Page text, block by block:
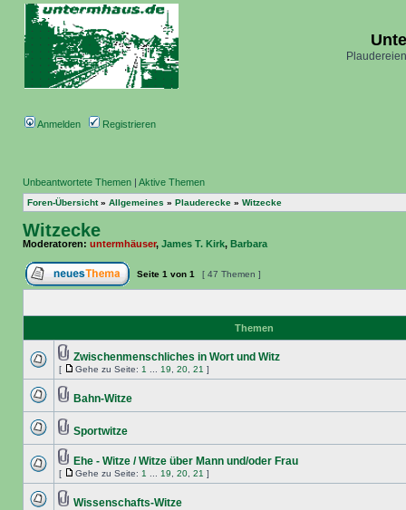
Anmelden Registrieren
Unbeantwortete Themen | Aktive Themen
Foren-Übersicht» Allgemeines » Plauderecke » Witzecke
Witzecke
Moderatoren: untermhäuser, James T. Kirk, Barbara
Seite 1 von 1 [ 47 Themen ]
Themen
Zwischenmenschliches in Wort und Witz
[ Gehe zu Seite: 1 19 20 21 ]
Bahn-Witze
Sportwitze
Ehe - Witze / Witze über Mann und/oder Frau
[ Gehe zu Seite: 1 19 20 21 ]
Wissenschafts-Witze